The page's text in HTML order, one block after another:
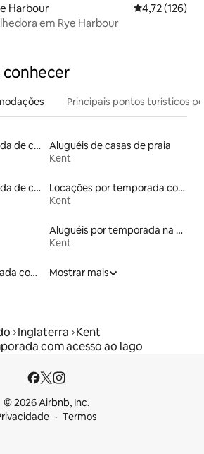
Harbour 4,72 de uma
4,72 (126)
em Rye Harbour
conhecer
Principais pontos turísticos
Aluguel por temporada de cabanas de pastor
Aluguéis de casas de praia
Kent
Aluguel por temporada de casas de hóspedes
Locações por temporada com piscina
Kent
Aluguéis por temporada na orla
Kent
Aluguéis por temporada com banheiro para PCD
Mostrar mais
Inglaterra Kent
com acesso ao lago
© 2026 Airbnb, Inc.
Termos